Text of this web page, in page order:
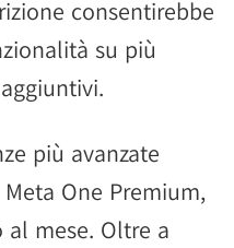
consentirebbe
su più
più avanzate
One Premium,
mese. Oltre a